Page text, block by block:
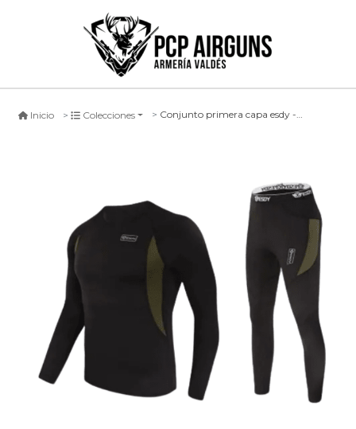
Inicio Colecciones Conjunto primera capa esdy - negro